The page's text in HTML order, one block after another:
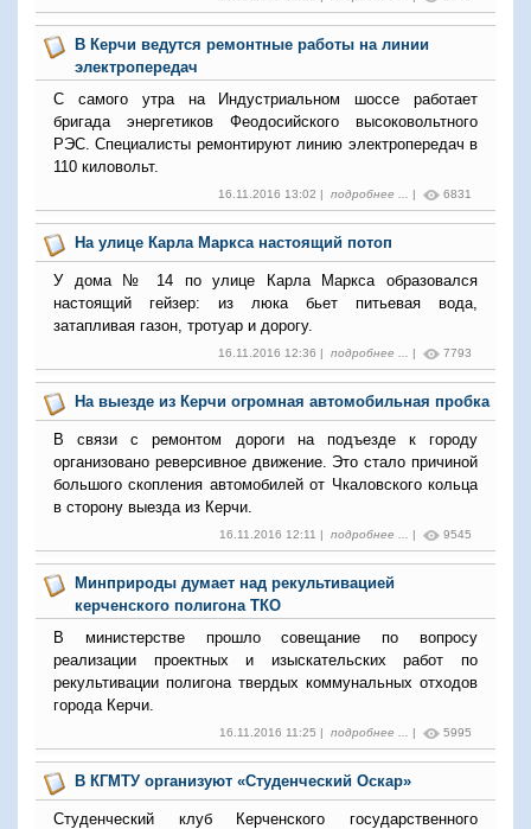
В Керчи ведутся ремонтные работы на линии
электропередач
С самого утра на Индустриальном шоссе работает
бригада энергетиков Феодосийского высоковольтного
РЭС. Специалисты ремонтируют линию электропередач в
110 киловольт.
16.11.2016 13:02 | подробнее ... | 6831
На улице Карла Маркса настоящий потоп
У дома № 14 по улице Карла Маркса образовался
настоящий гейзер: из люка бьет питьевая вода,
затапливая газон, тротуар и дорогу.
16.11.2016 12:36 | подробнее ... | 7793
На выезде из Керчи огромная автомобильная пробка
В связи с ремонтом дороги на подъезде к городу
организовано реверсивное движение. Это стало причиной
большого скопления автомобилей от Чкаловского кольца
в сторону выезда из Керчи.
16.11.2016 12:11 | подробнее ... | 9545
Минприроды думает над рекультивацией
керченского полигона ТКО
В министерстве прошло совещание по вопросу
реализации проектных и изыскательских работ по
рекультивации полигона твердых коммунальных отходов
города Керчи.
16.11.2016 11:25 | подробнее ... | 5995
В КГМТУ организуют «Студенческий Оскар»
Студенческий клуб Керченского государственного